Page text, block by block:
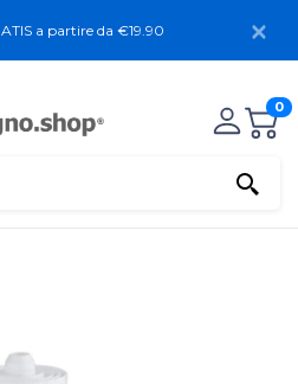
a partire da €19.90
0